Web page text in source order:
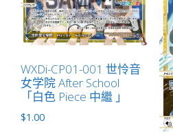
WXDi-CP01-001 世怜音
女学院 After School
「白色 Piece 中繼 」
$1.00